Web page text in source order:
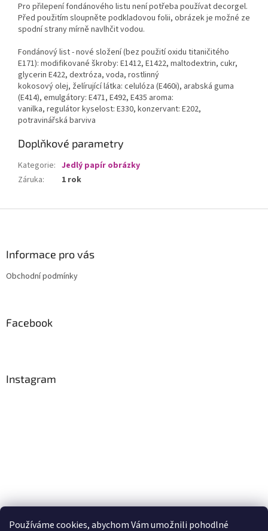
Používáme cookies, abychom Vám umožnili pohodlné
Pro přilepení fondánového listu není potřeba používat decorgel.
Před použitím sloupněte podkladovou folii, obrázek je možné ze
spodní strany mírně navlhčit vodou.
Fondánový list - nové složení (bez použití oxidu titaničitého
E171): modifikované škroby: E1412, E1422, maltodextrin, cukr,
glycerin E422, dextróza, voda, rostlinný
kokosový olej, želírující látka: celulóza (E460i), arabská guma
(E414), emulgátory: E471, E492, E435 aroma:
vanilka, regulátor kyselost: E330, konzervant: E202,
potravinářská barviva
Doplňkové parametry
Kategorie: Jedlý papír obrázky
Záruka: 1 rok
Informace pro vás
Obchodní podmínky
Facebook
Instagram